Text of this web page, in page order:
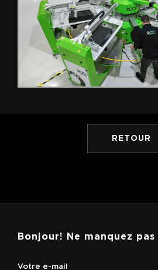
RETOUR
Bonjour! Ne manquez pas l